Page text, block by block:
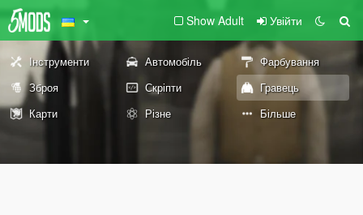
Show Adult Увійти
Інструменти Автомобіль
Фарбування
Зброя
Скріпти
Гравець
Карти
Різне Більше